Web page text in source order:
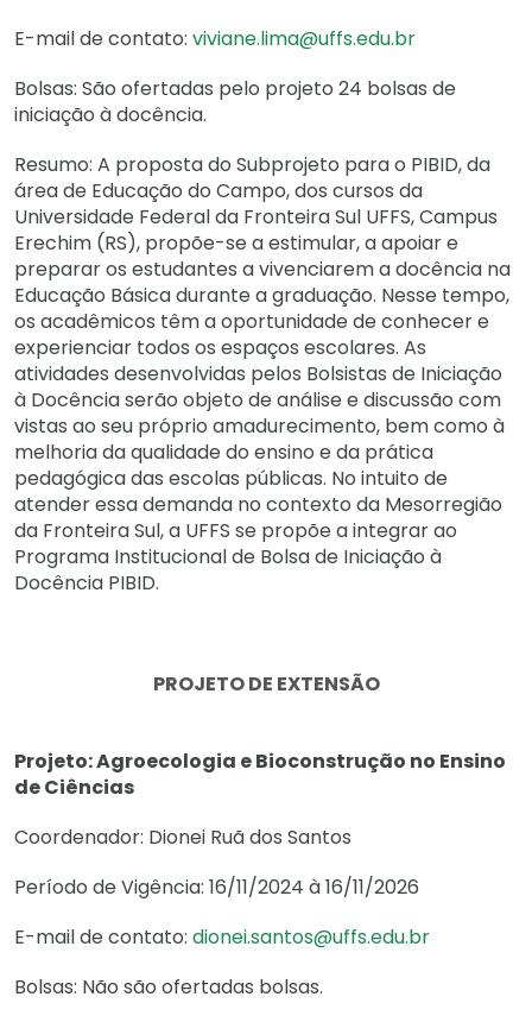
E-mail de contato: viviane.lima@uffs.edu.br
Bolsas: São ofertadas pelo projeto 24 bolsas de
iniciação à docência.
Resumo: A proposta do Subprojeto para o PIBID, da
área de Educação do Campo, dos cursos da
Universidade Federal da Fronteira Sul UFFS, Campus
Erechim (RS), propõe-se a estimular, a apoiar e
preparar os estudantes a vivenciarem a docência na
Educação Básica durante a graduação. Nesse tempo,
os acadêmicos têm a oportunidade de conhecer e
experienciar todos os espaços escolares. As
atividades desenvolvidas pelos Bolsistas de Iniciação
à Docência serão objeto de análise e discussão com
vistas ao seu próprio amadurecimento, bem como à
melhoria da qualidade do ensino e da prática
pedagógica das escolas públicas. No intuito de
atender essa demanda no contexto da Mesorregião
da Fronteira Sul, a UFFS se propõe a integrar ao
Programa Institucional de Bolsa de Iniciação à
Docência PIBID.
PROJETO DE EXTENSÃO
Projeto: Agroecologia e Bioconstrução no Ensino
de Ciências
Coordenador: Dionei Ruã dos Santos
Período de Vigência: 16/11/2024 à 16/11/2026
E-mail de contato: dionei.santos@uffs.edu.br
Bolsas: Não são ofertadas bolsas.